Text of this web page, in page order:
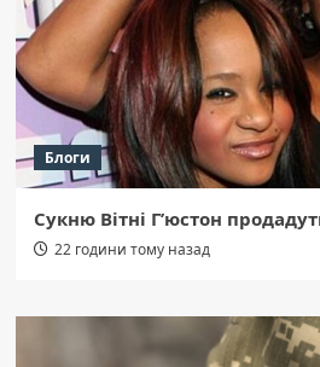
Блоги
Сукню Вітні Г’юстон
22 години тому назад